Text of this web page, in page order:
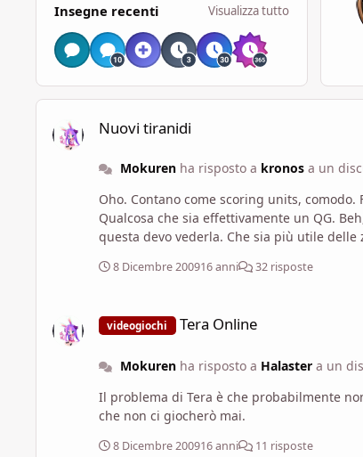
Insegne recenti Visualizza tutto
Nuovi tiranidi
Nuovi tiranidi
Mokurenha risposto a kronosa un
Oho. Contano come scoring units, comodo. Fa ancora perdere la capacità infiltratori? Odiavo quell'idiozia. Comunque è comodo, non c'è più da scegliere se mettere quello o...
Qualcosa che sia effettivamente un QG. Beh, il supporto pesante prima non è che fosse granché. Lista monocicci a parte. Una biovora che serve a qualcosa? Eresia! Mh,
questa devo vederla. Che sia
8 Dicembre 200916 anni 32 risposte
videogiochi Tera Online
Mokurenha risposto a Halastera un
Il problema di Tera è che probabilmente
che non ci giocherò mai.
8 Dicembre 200916 anni 11 risposte